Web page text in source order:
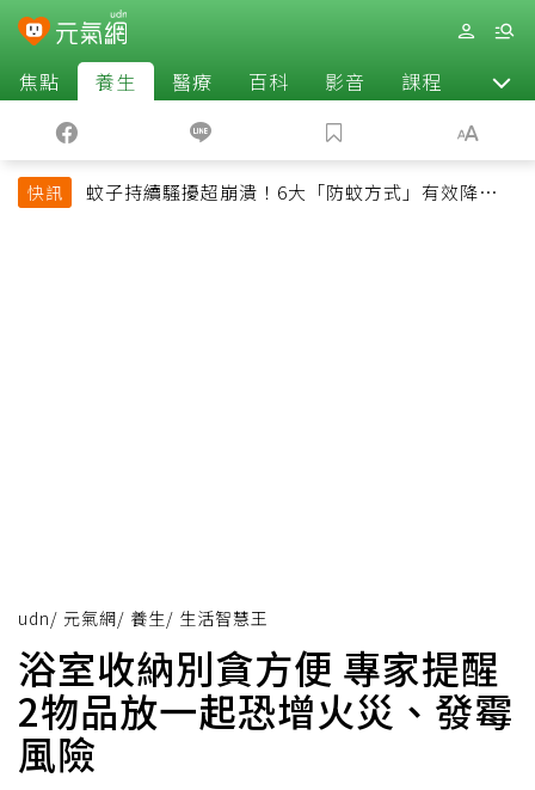
焦點 養生 醫療 百科 影音 課程 退休
快訊
蚊子持續騷擾超崩潰！6大「防蚊方式」有效降低被
udn/ 元氣網/ 養生/ 生活智慧王
浴室收納別貪方便 專家提醒
2物品放一起恐增火災、發霉
風險